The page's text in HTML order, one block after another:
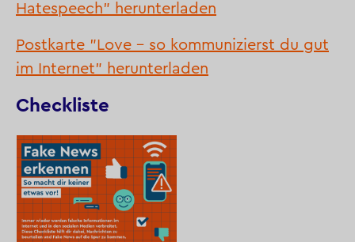
Hatespeech" herunterladen
Postkarte "Love - so kommunizierst du gut
im Internet" herunterladen
Checkliste